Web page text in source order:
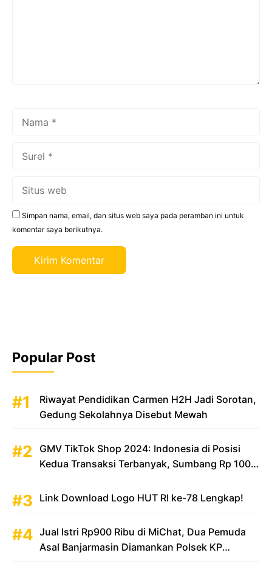
Simpan nama, email, dan situs web saya pada peramban ini untuk
komentar saya berikutnya.
Popular Post
Riwayat Pendidikan Carmen H2H Jadi Sorotan,
Gedung Sekolahnya Disebut Mewah
GMV TikTok Shop 2024: Indonesia di Posisi
Kedua Transaksi Terbanyak, Sumbang Rp 100
Link Download Logo HUT RI ke-78 Lengkap!
Jual Istri Rp900 Ribu di MiChat, Dua Pemuda
Asal Banjarmasin Diamankan Polsek KP